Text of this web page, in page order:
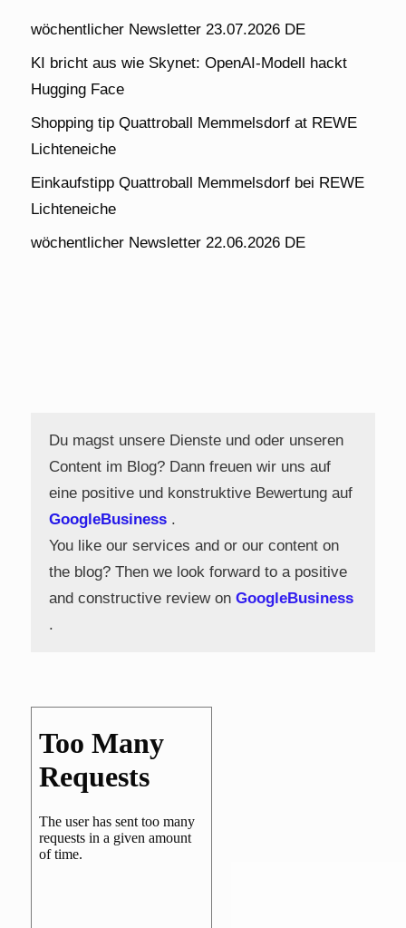
wöchentlicher Newsletter 23.07.2026 DE
KI bricht aus wie Skynet: OpenAI-Modell hackt
Hugging Face
Shopping tip Quattroball Memmelsdorf at REWE
Lichteneiche
Einkaufstipp Quattroball Memmelsdorf bei REWE
Lichteneiche
wöchentlicher Newsletter 22.06.2026 DE
Du magst unsere Dienste und oder unseren
Content im Blog? Dann freuen wir uns auf
eine positive und konstruktive Bewertung auf
GoogleBusiness .
You like our services and or our content on
the blog? Then we look forward to a positive
and constructive review on GoogleBusiness
.